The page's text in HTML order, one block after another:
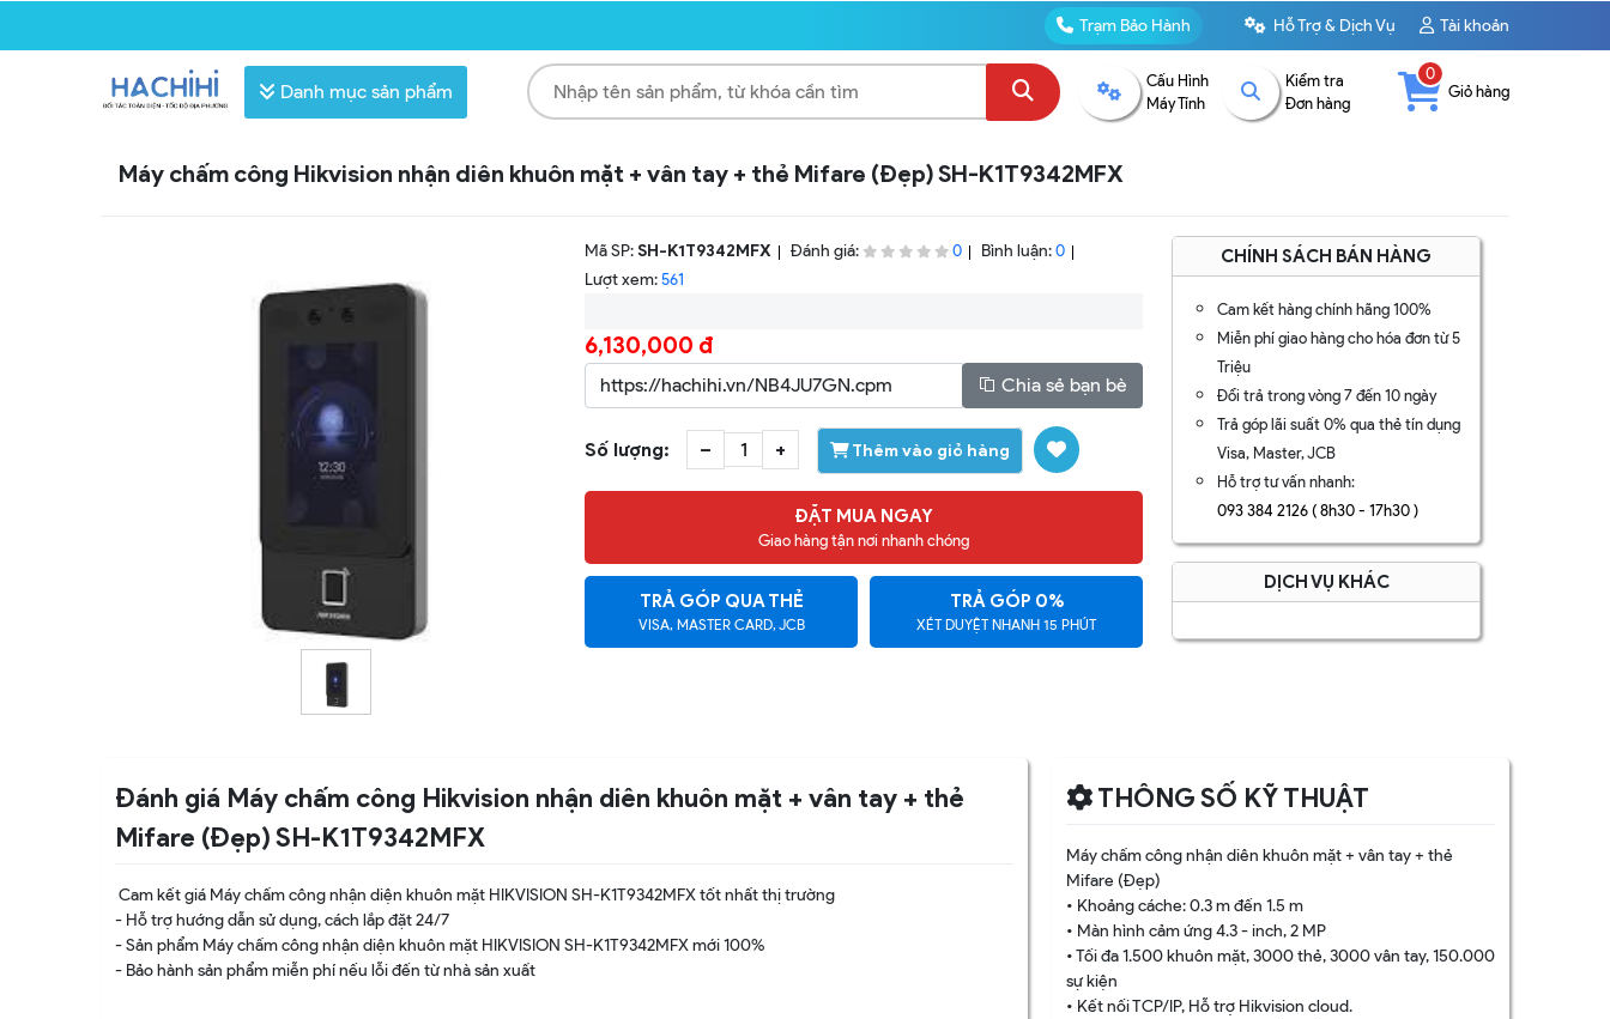
Trạm Bảo Hành Hỗ Trợ & Dịch Vụ Tài khoản
Danh mục sản phẩm
Cấu Hình
Máy Tính
Kiểm tra
Đơn hàng
0
Giỏ hàng
Máy chấm công Hikvision nhận diên khuôn mặt + vân tay + thẻ Mifare (Đẹp) SH-K1T9342MFX
Mã SP:SH-K1T9342MFX Đánh giá: 0 Bình luận: 0
Lượt xem: 561
6,130,000 đ
Chia sẻ bạn bè
Số lượng: – + Thêm vào giỏ hàng
ĐẶT MUA NGAY
Giao hàng tận nơi nhanh chóng
TRẢ GÓP QUA THẺ
VISA, MASTER CARD, JCB
TRẢ GÓP 0%
XÉT DUYỆT NHANH 15 PHÚT
CHÍNH SÁCH BÁN HÀNG
Cam kết hàng chính hãng 100%
Miễn phí giao hàng cho hóa đơn từ 5
Triệu
Đổi trả trong vòng 7 đến 10 ngày
Trả góp lãi suất 0% qua thẻ tín dụng
Visa, Master, JCB
Hỗ trợ tư vấn nhanh:
093 384 2126 ( 8h30 - 17h30 )
DỊCH VỤ KHÁC
Đánh giá Máy chấm công Hikvision nhận diên khuôn mặt + vân tay + thẻ
Mifare (Đẹp) SH-K1T9342MFX
Cam kết giá Máy chấm công nhận diện khuôn mặt HIKVISION SH-K1T9342MFX tốt nhất thị trường
- Hỗ trợ hướng dẫn sử dụng, cách lắp đặt 24/7
- Sản phẩm Máy chấm công nhận diện khuôn mặt HIKVISION SH-K1T9342MFX mới 100%
- Bảo hành sản phẩm miễn phí nếu lỗi đến từ nhà sản xuất
THÔNG SỐ KỸ THUẬT
Máy chấm công nhận diên khuôn mặt + vân tay + thẻ
Mifare (Đẹp)
• Khoảng cáche: 0.3 m đến 1.5 m
• Màn hình cảm ứng 4.3 - inch, 2 MP
• Tối đa 1.500 khuôn mặt, 3000 thẻ, 3000 vân tay, 150.000
sự kiện
• Kết nối TCP/IP, Hỗ trợ Hikvision cloud.